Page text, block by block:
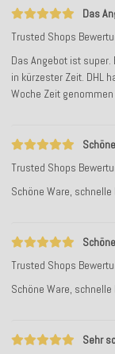
Das
Trusted Shops
Das Angebot ist super.
in kürzester Zeit. DHL
Woche Zeit
Trusted Shops
Schöne Ware, schnelle
Trusted Shops
Schöne Ware, schnelle
Sehr